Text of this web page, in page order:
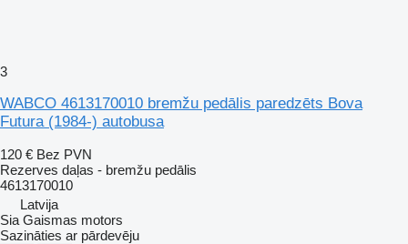
3
WABCO 4613170010 bremžu pedālis paredzēts Bova
Futura (1984-) autobusa
120 € Bez PVN
Rezerves daļas - bremžu pedālis
4613170010
Latvija
Sia Gaismas motors
Sazināties ar pārdevēju